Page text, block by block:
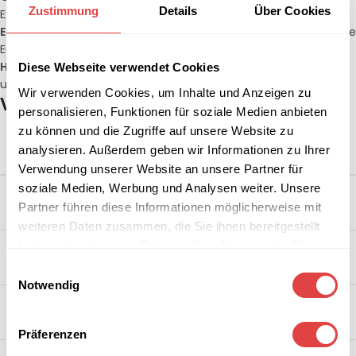
Zustimmung Details Über Cookies
Diese Webseite verwendet Cookies
Wir verwenden Cookies, um Inhalte und Anzeigen zu
personalisieren, Funktionen für soziale Medien anbieten
zu können und die Zugriffe auf unsere Website zu
analysieren. Außerdem geben wir Informationen zu Ihrer
Verwendung unserer Website an unsere Partner für
soziale Medien, Werbung und Analysen weiter. Unsere
Partner führen diese Informationen möglicherweise mit
weiteren Daten zusammen, die Sie ihnen bereitgestellt
Notwendig
Präferenzen
Extraktion der Kaffeearomen.
Ergonomisches Design:
Intuitive Bedienelemente verkürzen die
Einarbeitungszeit für Ihr Personal.
Hygienestandards:Einfache Reinigungsprogramme
unterstützen die Einhaltung der HACCP-Vorgaben.
Vergleich technischer Merkmale
MERKMAL SPEZIFIKATION / VORTEIL
Maschinentypen
Filterkaffeemaschinen, Siebträger,
Vollautomaten